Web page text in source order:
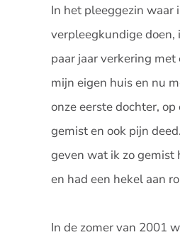
In het pleeggezin waar
verpleegkundige doen,
paar jaar verkering
mijn eigen huis en nu
onze eerste dochter,
gemist en ook pijn
geven wat ik zo gemist
en had een hekel aan
In de zomer van 2001